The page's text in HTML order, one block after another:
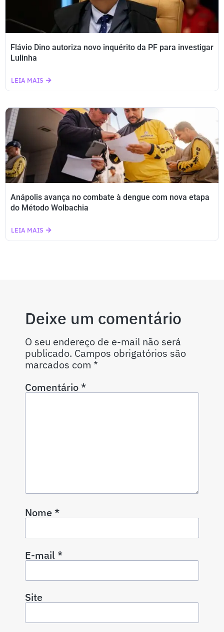
Flávio Dino autoriza novo inquérito da PF para investigar
Lulinha
LEIA MAIS
Anápolis avança no combate à dengue com nova etapa
do Método Wolbachia
LEIA MAIS
Deixe um comentário
O seu endereço de e-mail não será
publicado. Campos obrigatórios são
marcados com *
Comentário*
Nome*
E-mail*
Site